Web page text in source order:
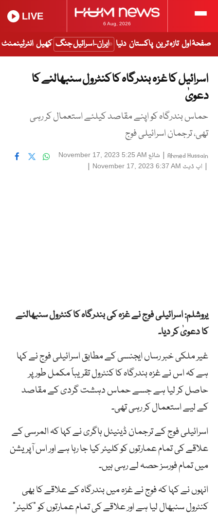
6 Aug, 2026
LIVE
صفحۂ اول تازہ ترین پاکستان دنیا ایران-اسرائیل جنگ کھیل انٹرٹینمنٹ
اسرائیل کا غزہ بندرگاہ کا کنٹرول سنبھالنے کا
دعویٰ
حماس بندرگاہ کو اپنے مقاصد کیلئے استعمال کر رہی
تھی، ترجمان اسرائیلی فوج
Ahmed Hussain
| شائع November 17, 2023 5:25 AM
| اپ ڈیٹ November 17, 2023 6:37 AM
|
یروشلم: اسرائیلی فوج نے غزہ کی بندرگاہ کا کنٹرول سنبھالنے
کا دعویٰ کر دیا۔
غیر ملکی خبر رساں ایجنسی کے مطابق اسرائیلی فوج نے کہا
ہے کہ اس نے غزہ بندرگاہ کا کنٹرول تقریباً مکمل طور پر
حاصل کر لیا ہے جسے حماس دہشت گردی کے مقاصد
کے لیے استعمال کر رہی تھی۔
اسرائیلی فوج کے ترجمان ڈینیئل ہاگری نے کہا کہ المرسی کے
علاقے کی تمام عمارتوں کو کلیئر کیا جا رہا ہے اور اس آپریشن
میں تمام فورسز حصہ لے رہی ہیں۔
انہوں نے کہا کہ فوج نے غزہ میں بندرگاہ کے علاقے کا بھی
کنٹرول سنبھال لیا ہے اور علاقے کی تمام عمارتوں کو “کلیئر”